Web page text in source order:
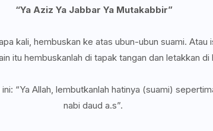
“Ya Aziz Ya Jabbar Ya Mutakabbir”
kali, hembuskan ke atas ubun-ubun suami. Atau
itu hembuskanlah di tapak tangan dan letakkan
“Ya Allah, lembutkanlah hatinya (suami)
nabi daud a.s”.